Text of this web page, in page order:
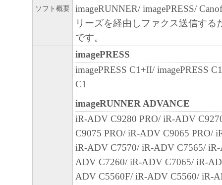
７．保証の否認・免責
(1) 「本ソフトウェア」は、『現状のまま
諾されます。キヤノン、キヤノンのライセ
ンの子会社、キヤノンの関連会社、それら
たは販売店のいずれも、「本ソフトウェア
品性および特定の目的への適合性の保証を
(2) キヤノン、キヤノンのライセンサー、
社、キヤノンの関連会社、それらの販売代
店のいずれも、「本ソフトウェア」の使用
から生ずるいかなる損害（逸失利益および
または付随的な損害を含むがこれらに限定
ソフト概要
imageRUNNER/ imagePRESS/
リーズを経由しファクス送信する
です。
imagePRESS
imagePRESS C1+II/ imagePRESS
C1
imageRUNNER ADVANCE
iR-ADV C9280 PRO/ iR-ADV
C9075 PRO/ iR-ADV C9065 PRO/
iR-ADV C7570/ iR-ADV C7565/
ADV C7260/ iR-ADV C7065/ iR-
ADV C5560F/ iR-ADV C5560/ iR-